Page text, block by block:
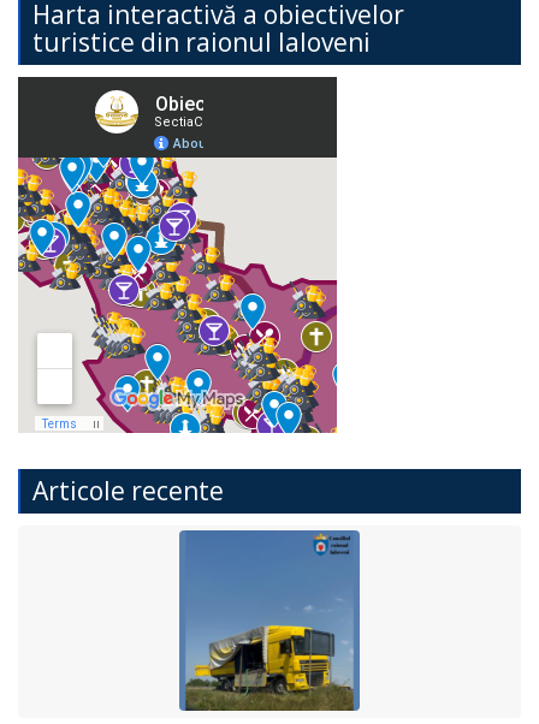
Harta interactivă a obiectivelor
turistice din raionul Ialoveni
Articole recente